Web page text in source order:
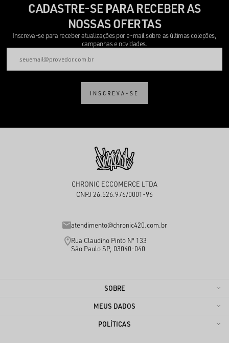
CADASTRE-SE PARA RECEBER AS
NOSSAS OFERTAS
Inscreva-se para receber atualizações por e-mail sobre as últimas coleções,
campanhas e novidades.
INSCREVA-SE
CHRONIC ECCOMERCE LTDA
CNPJ 26.526.976/0001-96
atendimento@chronic420.com.br
Rua Claudino Pinto Nº 133
São Paulo SP, 03040-040
SOBRE
MEUS DADOS
POLÍTICAS